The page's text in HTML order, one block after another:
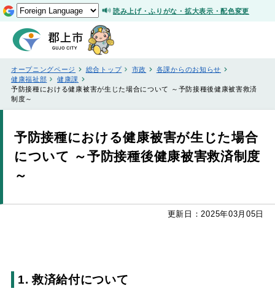
読み上げ・ふりがな・拡大表示・配色変更
オープニングページ 総合トップ 市政
各課からのお知らせ
健康福祉部
健康課
予防接種における健康被害が生じた場合について ～予防接種後健康被害救済
制度～
予防接種における健康被害が生じた場合
について ～予防接種後健康被害救済制度
～
更新日：2025年03月05日
1. 救済給付について